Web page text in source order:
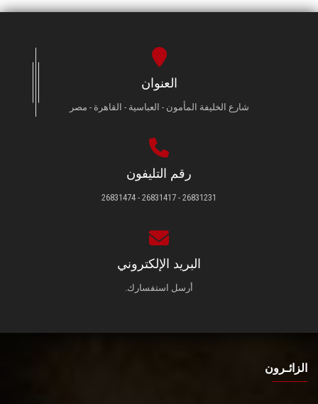
العنوان
شارع الخليفة المأمون - العباسية - القاهرة - مصر
رقم التليفون
26831231 - 26831417 - 26831474
البريد الإلكتروني
أرسل استفسارك.
الزائـرون